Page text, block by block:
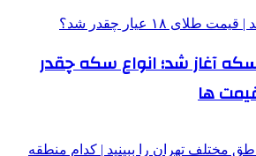
آغاز شد؛ انواع سکه چقدر
ها